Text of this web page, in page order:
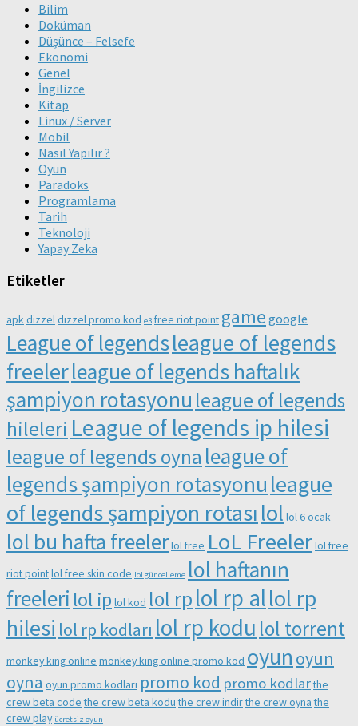
Bilim
Doküman
Düşünce – Felsefe
Ekonomi
Genel
İngilizce
Kitap
Linux / Server
Mobil
Nasıl Yapılır ?
Oyun
Paradoks
Programlama
Tarih
Teknoloji
Yapay Zeka
Etiketler
apkdizzeldızzel promo kod e3 free riot point gamegoogle
League of legendsleague of legends
freelerleague of legends haftalık
şampiyon rotasyonu league of legends
hileleri League of legends ip hilesi
league of legends oyna league of
legends şampiyon rotasyonu league
of legends şampiyon rotasılol lol 6 ocak
lol bu hafta freelerlol free LoL Freelerlol free
riot pointlol free skin code lol güncelleme lol haftanın
freeleri lol ip lol kod lol rplol rp allol rp
hilesi lol rp kodları lol rp kodu lol torrent
monkey king online monkey king online promo kod oyun oyun
oyna oyun promo kodları promo kod promo kodlarthe
crew beta code the crew beta kodu the crew indirthe crew oyna the
crew play ücretsiz oyun